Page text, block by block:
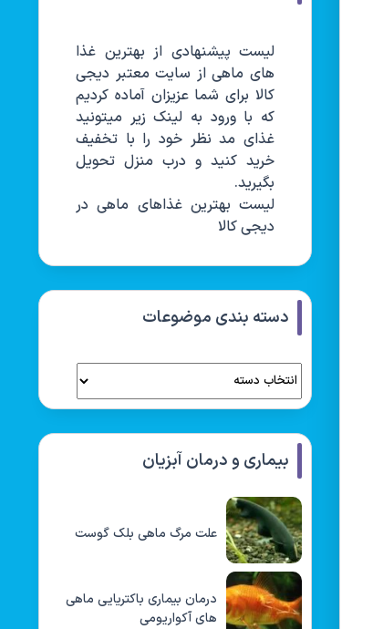
لیست پیشنهادی از بهترین غذا
های ماهی از سایت معتبر دیجی
کالا برای شما عزیزان آماده کردیم
که با ورود به لینک زیر میتونید
غذای مد نظر خود را با تخفیف
خرید کنید و درب منزل تحویل
بگیرید.
لیست بهترین غذاهای ماهی در
دیجی کالا
دسته بندی موضوعات
بیماری و درمان آبزیان
علت مرگ ماهی بلک گوست
درمان بیماری باکتریایی ماهی
های آکواریومی